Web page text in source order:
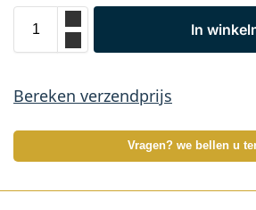
In
Bereken verzendprijs
Vragen? we bellen u